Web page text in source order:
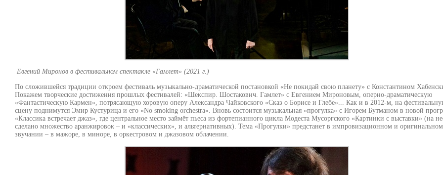
Евгений Миронов в фестивальном спектакле «Гамлет» (2021 г.)
По сложившейся традиции откроем фестиваль музыкально-драматической постановкой «Не покидай свою планету» с Константином
Покажем творческие достижения прошлых фестивалей: «Шекспир. Шостакович. Гамлет» с Евгением Мироновым, оперно-драматическую
«Фантастическую Кармен», потрясающую хоровую оперу Александра Чайковского «Сказ о Борисе и Глебе»... Как и в 2012-м, на
сцену поднимутся Эмир Кустурица и его «No smoking orchestra». Вновь состоится музыкальная «прогулка» с Игорем Бутманом в новой
«Классика встречает джаз», где центральное место займёт пьеса из фортепианного цикла Модеста Мусоргского «Картинки с выставки» (на
сделано множество аранжировок – и «классических», и альтернативных). Тема «Прогулки» предстанет в импровизационном и оригинальном
звучании – в мажоре, в миноре, в оркестровом и джазовом облачении.